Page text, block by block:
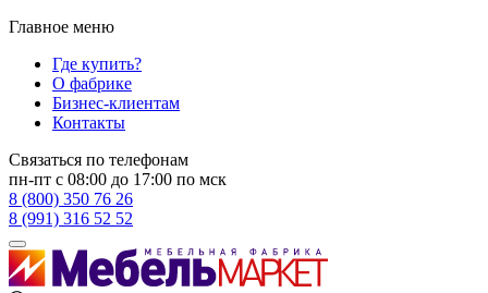
Главное меню
Где купить?
О фабрике
Бизнес-клиентам
Контакты
Связаться по телефонам
пн-пт с 08:00 до 17:00 по мск
8 (800) 350 76 26
8 (991) 316 52 52